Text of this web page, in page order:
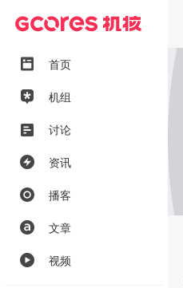
首页
机组
讨论
资讯
播客
文章
视频